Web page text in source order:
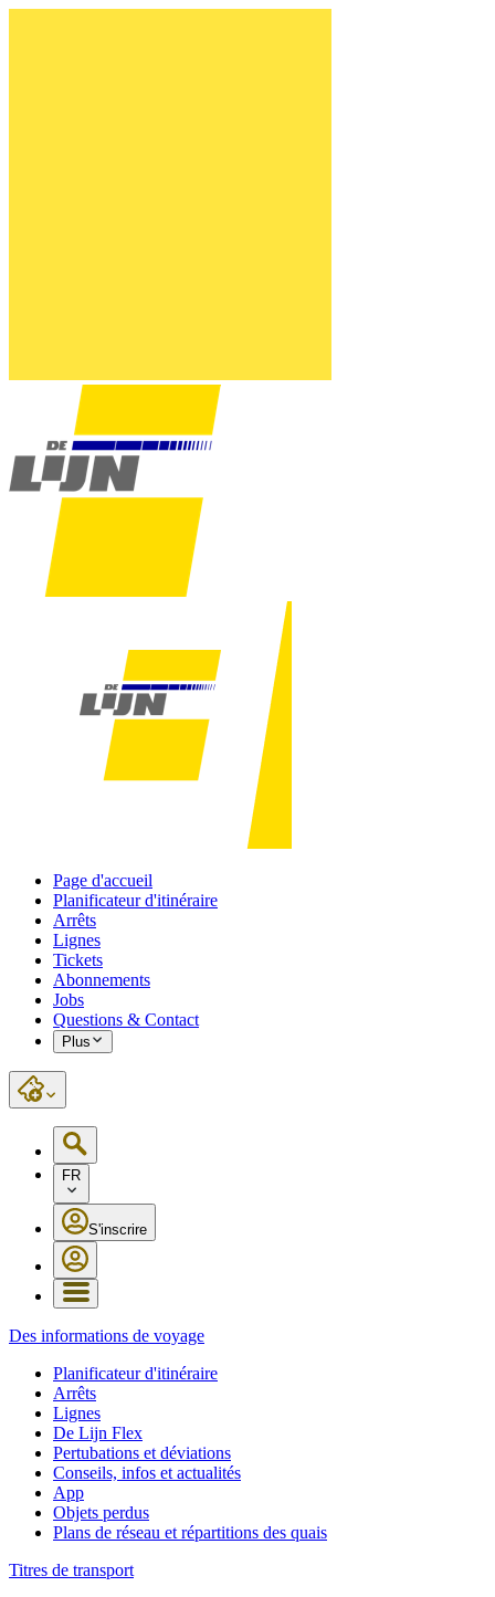
Page d'accueil
Planificateur d'itinéraire
Arrêts
Lignes
Tickets
Abonnements
Jobs
Questions & Contact
Plus
FR
S'inscrire
Des informations de voyage
Planificateur d'itinéraire
Arrêts
Lignes
De Lijn Flex
Pertubations et déviations
Conseils, infos et actualités
App
Objets perdus
Plans de réseau et répartitions des quais
Titres de transport